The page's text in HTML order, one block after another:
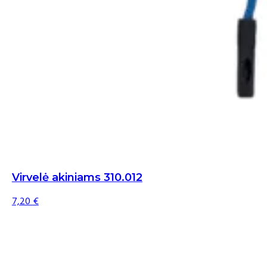
Virvelė akiniams 310.012
7,20€